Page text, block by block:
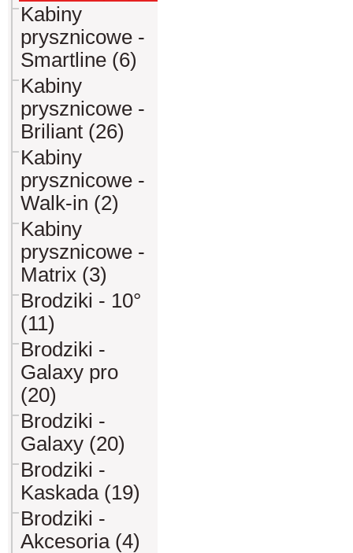
Kabiny
prysznicowe -
Smartline (6)
Kabiny
prysznicowe -
Briliant (26)
Kabiny
prysznicowe -
Walk-in (2)
Kabiny
prysznicowe -
Matrix (3)
Brodziki - 10°
(11)
Brodziki -
Galaxy pro
(20)
Brodziki -
Galaxy (20)
Brodziki -
Kaskada (19)
Brodziki -
Akcesoria (4)